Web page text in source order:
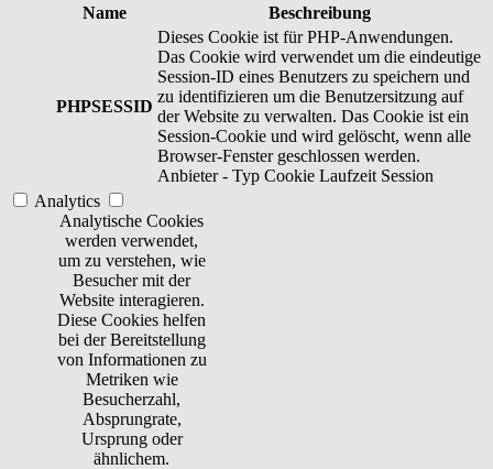
Name
Beschreibung
PHPSESSID
Dieses Cookie ist für PHP-Anwendungen.
Das Cookie wird verwendet um die eindeutige
Session-ID eines Benutzers zu speichern und
zu identifizieren um die Benutzersitzung auf
der Website zu verwalten. Das Cookie ist ein
Session-Cookie und wird gelöscht, wenn alle
Browser-Fenster geschlossen werden.
Anbieter - Typ Cookie Laufzeit Session
Analytics
Analytische Cookies
werden verwendet,
um zu verstehen, wie
Besucher mit der
Website interagieren.
Diese Cookies helfen
bei der Bereitstellung
von Informationen zu
Metriken wie
Besucherzahl,
Absprungrate,
Ursprung oder
ähnlichem.